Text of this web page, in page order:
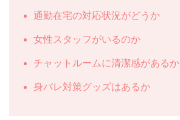
通勤在宅の対応状況がどうか
女性スタッフがいるのか
チャットルームに清潔感があるか
身バレ対策グッズはあるか